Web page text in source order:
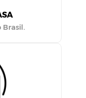
Brasil.